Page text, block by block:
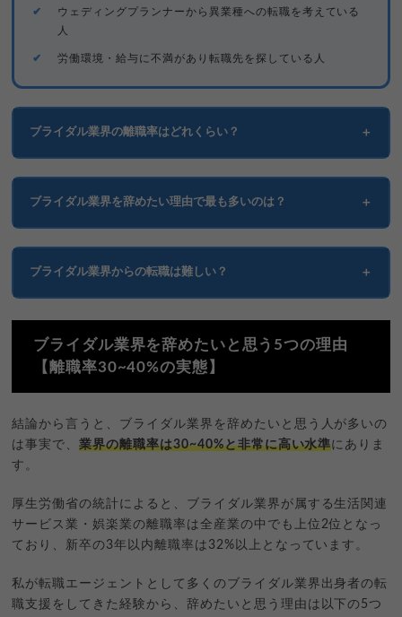
ウェディングプランナーから異業種への転職を考えている
人
労働環境・給与に不満があり転職先を探している人
ブライダル業界の離職率はどれくらい？
ブライダル業界の離職率は30-40%と非常に高く、生活関連サー
ビス業・娯楽業の中でも上位2位となっています。
厚生労働省の統計によると、新卒の3年以内離職率は32%以上
ブライダル業界を辞めたい理由で最も多いのは？
最も多い理由は「労働時間・休日の問題」と「給与への不満」で
す。
土日祝日に休めない、長時間労働が常態化している一方で、業界
平均年収は400~430万円台と全産業平均（443万円）より低い水
準となっています。
「やりがいはあるけれど、この働き方を続けるのが不安」という
声が非常に多いのが実情です。
ブライダル業界からの転職は難しい？
ブライダル業界からの転職難易度は高くありません。
高単価商材（平均300万円）の営業経験、高いマナーと接客スキ
ル、コミュニケーション力など、他業界でも高く評価されるスキ
ルが自然と身についているからです。
特に「キャリアアドバイザー」「SaaS営業」「不動産営業」など
への転職成功率が高い傾向にあります。
ブライダル業界を辞めたいと思う5つの理由
【離職率30~40%の実態】
結論から言うと、ブライダル業界を辞めたいと思う人が多いの
は事実で、業界の離職率は30~40%と非常に高い水準にありま
す。
厚生労働省の統計によると、ブライダル業界が属する生活関連
サービス業・娯楽業の離職率は全産業の中でも上位2位となっ
ており、新卒の3年以内離職率は32%以上となっています。
私が転職エージェントとして多くのブライダル業界出身者の転
職支援をしてきた経験から、辞めたいと思う理由は以下の5つ